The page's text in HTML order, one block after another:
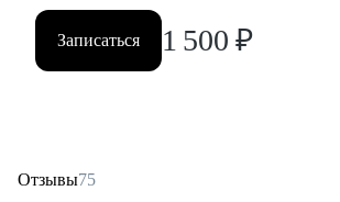
Записаться 1 500 ₽
Отзывы75